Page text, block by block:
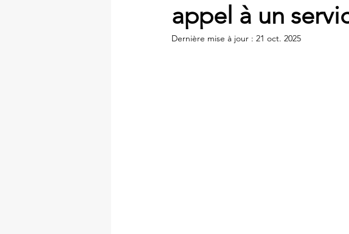
appel à un
Dernière mise à jour : 21 oct. 2025